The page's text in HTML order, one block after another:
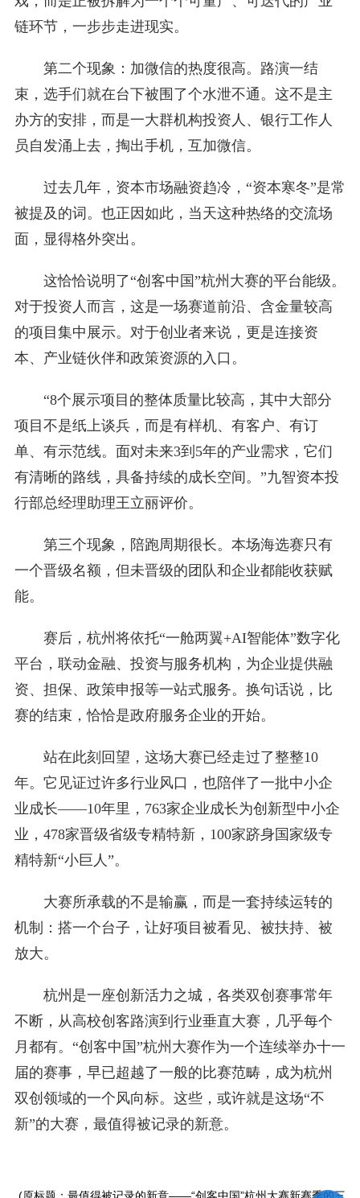
链环节，一步步走进现实。
第二个现象：加微信的热度很高。路演一结
束，选手们就在台下被围了个水泄不通。这不是主
办方的安排，而是一大群机构投资人、银行工作人
员自发涌上去，掏出手机，互加微信。
过去几年，资本市场融资趋冷，“资本寒冬”是常
被提及的词。也正因如此，当天这种热络的交流场
面，显得格外突出。
这恰恰说明了“创客中国”杭州大赛的平台能级。
对于投资人而言，这是一场赛道前沿、含金量较高
的项目集中展示。对于创业者来说，更是连接资
本、产业链伙伴和政策资源的入口。
“8个展示项目的整体质量比较高，其中大部分
项目不是纸上谈兵，而是有样机、有客户、有订
单、有示范线。面对未来3到5年的产业需求，它们
有清晰的路线，具备持续的成长空间。”九智资本投
行部总经理助理王立丽评价。
第三个现象，陪跑周期很长。本场海选赛只有
一个晋级名额，但未晋级的团队和企业都能收获赋
能。
赛后，杭州将依托“一舱两翼+AI智能体”数字化
平台，联动金融、投资与服务机构，为企业提供融
资、担保、政策申报等一站式服务。换句话说，比
赛的结束，恰恰是政府服务企业的开始。
站在此刻回望，这场大赛已经走过了整整10
年。它见证过许多行业风口，也陪伴了一批中小企
业成长——10年里，763家企业成长为创新型中小企
业，478家晋级省级专精特新，100家跻身国家级专
精特新“小巨人”。
大赛所承载的不是输赢，而是一套持续运转的
机制：搭一个台子，让好项目被看见、被扶持、被
放大。
杭州是一座创新活力之城，各类双创赛事常年
不断，从高校创客路演到行业垂直大赛，几乎每个
月都有。“创客中国”杭州大赛作为一个连续举办十一
届的赛事，早已超越了一般的比赛范畴，成为杭州
双创领域的一个风向标。这些，或许就是这场“不
新”的大赛，最值得被记录的新意。